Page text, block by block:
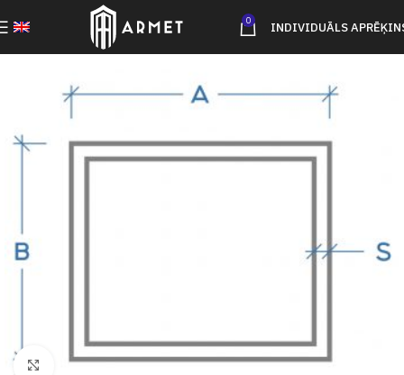
0 INDIVIDUĀLS
Click to enlarge